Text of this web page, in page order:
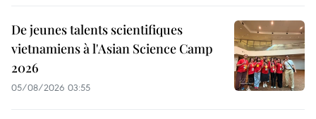
De jeunes talents scientifiques
vietnamiens à l'Asian Science Camp
2026
05/08/2026 03:55